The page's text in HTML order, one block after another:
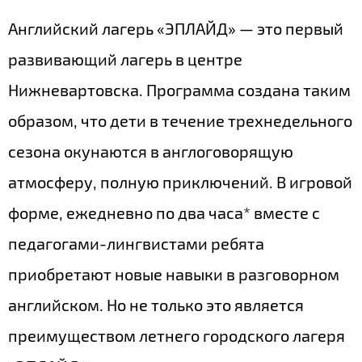
Английский лагерь «ЭПЛАЙД» — это первый
развивающий лагерь в центре
Нижневартовска. Программа создана таким
образом, что дети в течение трехнедельного
сезона окунаются в англоговорящую
атмосферу, полную приключений. В игровой
форме, ежедневно по два часа* вместе с
педагогами-лингвистами ребята
приобретают новые навыки в разговорном
английском. Но не только это является
преимуществом летнего городского лагеря